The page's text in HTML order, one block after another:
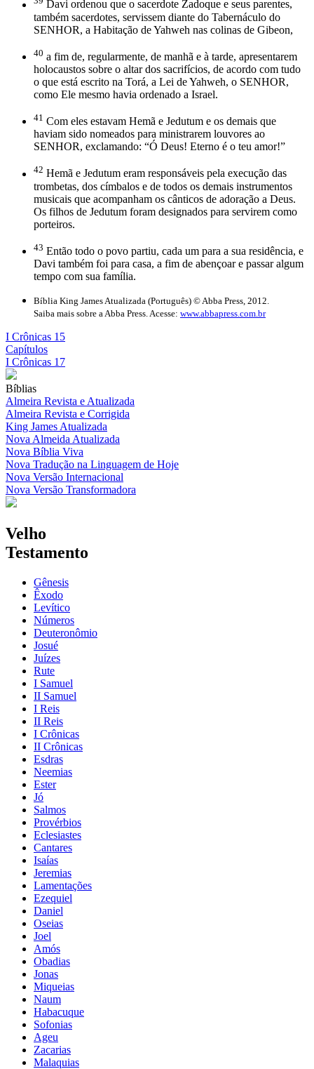
Davi ordenou que o sacerdote Zadoque e seus parentes,
também sacerdotes, servissem diante do Tabernáculo do
SENHOR, a Habitação de Yahweh nas colinas de Gibeon,
40 a fim de, regularmente, de manhã e à tarde, apresentarem
holocaustos sobre o altar dos sacrifícios, de acordo com tudo
o que está escrito na Torá, a Lei de Yahweh, o SENHOR,
como Ele mesmo havia ordenado a Israel.
41 Com eles estavam Hemã e Jedutum e os demais que
haviam sido nomeados para ministrarem louvores ao
SENHOR, exclamando: “Ó Deus! Eterno é o teu amor!”
42 Hemã e Jedutum eram responsáveis pela execução das
trombetas, dos címbalos e de todos os demais instrumentos
musicais que acompanham os cânticos de adoração a Deus.
Os filhos de Jedutum foram designados para servirem como
porteiros.
43 Então todo o povo partiu, cada um para a sua residência, e
Davi também foi para casa, a fim de abençoar e passar algum
tempo com sua família.
Bíblia King James Atualizada (Português) © Abba Press, 2012.
Saiba mais sobre a Abba Press. Acesse: www.abbapress.com.br
I Crônicas 15
Capítulos
I Crônicas 17
Bíblias
Almeira Revista e Atualizada
Almeira Revista e Corrigida
King James Atualizada
Nova Almeida Atualizada
Nova Bíblia Viva
Nova Tradução na Linguagem de Hoje
Nova Versão Internacional
Nova Versão Transformadora
Velho
Testamento
Gênesis
Êxodo
Levítico
Números
Deuteronômio
Josué
Juízes
Rute
I Samuel
II Samuel
I Reis
II Reis
I Crônicas
II Crônicas
Esdras
Neemias
Ester
Jó
Salmos
Provérbios
Eclesiastes
Cantares
Isaías
Jeremias
Lamentações
Ezequiel
Daniel
Oseias
Joel
Amós
Obadias
Jonas
Miqueias
Naum
Habacuque
Sofonias
Ageu
Zacarias
Malaquias